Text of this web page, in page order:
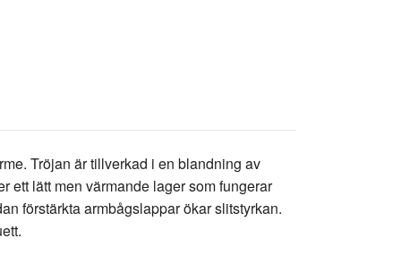
Tröjan är tillverkad i en blandning av
ett lätt men värmande lager som fungerar
förstärkta armbågslappar ökar slitstyrkan.